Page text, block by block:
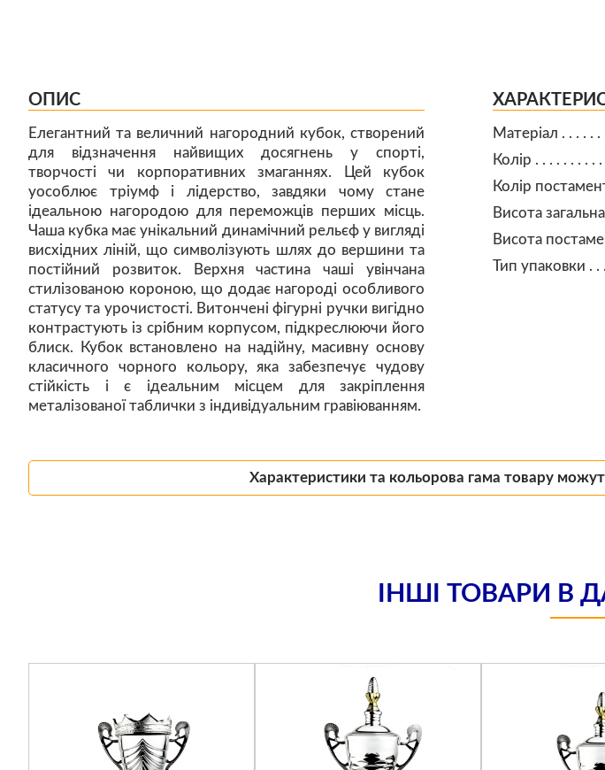
ОПИС
Елегантний та величний нагородний кубок, створений
для відзначення найвищих досягнень у спорті,
творчості чи корпоративних змаганнях. Цей кубок
уособлює тріумф і лідерство, завдяки чому стане
ідеальною нагородою для переможців перших місць.
Чаша кубка має унікальний динамічний рельєф у вигляді
висхідних ліній, що символізують шлях до вершини та
постійний розвиток. Верхня частина чаші увінчана
стилізованою короною, що додає нагороді особливого
статусу та урочистості. Витончені фігурні ручки вигідно
контрастують із срібним корпусом, підкреслюючи його
блиск. Кубок встановлено на надійну, масивну основу
класичного чорного кольору, яка забезпечує чудову
стійкість і є ідеальним місцем для закріплення
металізованої таблички з індивідуальним гравіюванням.
Матеріал
Колір
Колір
Висота
Висота
Тип упаковки
Характеристики та кольорова гама товару
ІНШІ ТОВАРИ В